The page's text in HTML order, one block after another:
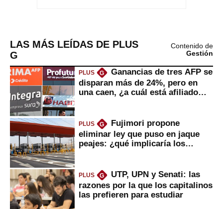
LAS MÁS LEÍDAS DE PLUS
G
Contenido de
Gestión
PLUS G
Ganancias de tres AFP se
disparan más de 24%, pero en
una caen, ¿a cuál está afiliado
PLUS G
Fujimori propone
eliminar ley que puso en jaque
peajes: ¿qué implicaría los
PLUS G
UTP, UPN y Senati: las
razones por la que los capitalinos
las prefieren para estudiar